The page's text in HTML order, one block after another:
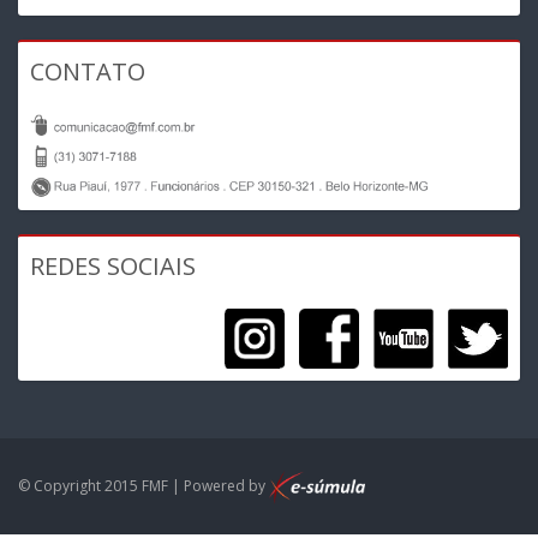
CONTATO
REDES SOCIAIS
© Copyright 2015 FMF | Powered by